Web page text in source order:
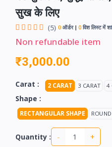
सुख के लिए
(5) 0 ऑर्डर 0 विश लिस्ट में
Non refundable item
₹3,000.00
Carat : 2 CARAT 3 CARAT 4
Shape :
RECTANGULAR SHAPE
Quantity : - +